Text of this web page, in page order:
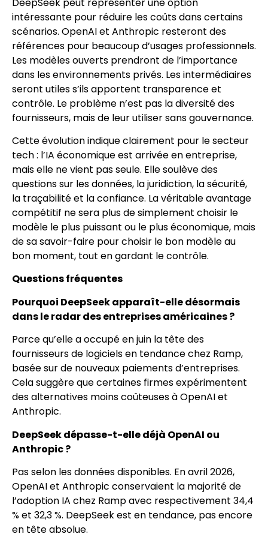
intéressante pour réduire les coûts dans certains
scénarios. OpenAI et Anthropic resteront des
références pour beaucoup d’usages professionnels.
Les modèles ouverts prendront de l’importance
dans les environnements privés. Les intermédiaires
seront utiles s’ils apportent transparence et
contrôle. Le problème n’est pas la diversité des
fournisseurs, mais de leur utiliser sans gouvernance.
Cette évolution indique clairement pour le secteur
tech : l’IA économique est arrivée en entreprise,
mais elle ne vient pas seule. Elle soulève des
questions sur les données, la juridiction, la sécurité,
la traçabilité et la confiance. La véritable avantage
compétitif ne sera plus de simplement choisir le
modèle le plus puissant ou le plus économique, mais
de sa savoir-faire pour choisir le bon modèle au
bon moment, tout en gardant le contrôle.
Questions fréquentes
Pourquoi DeepSeek apparaît-elle désormais
dans le radar des entreprises américaines ?
Parce qu’elle a occupé en juin la tête des
fournisseurs de logiciels en tendance chez Ramp,
basée sur de nouveaux paiements d’entreprises.
Cela suggère que certaines firmes expérimentent
des alternatives moins coûteuses à OpenAI et
Anthropic.
DeepSeek dépasse-t-elle déjà OpenAI ou
Anthropic ?
Pas selon les données disponibles. En avril 2026,
OpenAI et Anthropic conservaient la majorité de
l’adoption IA chez Ramp avec respectivement 34,4
% et 32,3 %. DeepSeek est en tendance, pas encore
en tête absolue.